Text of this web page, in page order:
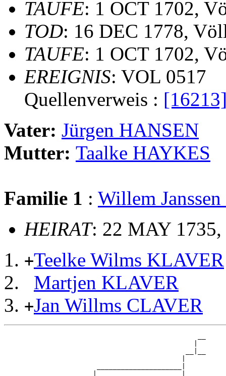
TAUFE: 1 OCT 1702,
TOD: 16 DEC 1778,
TAUFE: 1 OCT 1702,
EREIGNIS: VOL 0517
Quellenverweis :
Vater: Jürgen HANSEN
Mutter: Taalke HAYKES
Familie 1 : Willem
HEIRAT: 22 MAY
+Teelke Wilms KLAVER
Martjen KLAVER
+Jan Willms CLAVER